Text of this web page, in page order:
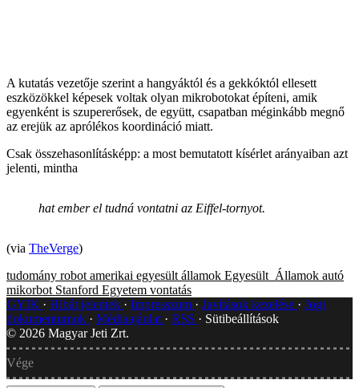
A kutatás vezetője szerint a hangyáktól és a gekkóktól ellesett
eszközökkel képesek voltak olyan mikrobotokat építeni, amik
egyenként is szupererősek, de együtt, csapatban méginkább megnő
az erejük az aprólékos koordináció miatt.
Csak összehasonlításképp: a most bemutatott kísérlet arányaiban azt
jelenti, mintha
hat ember el tudná vontatni az Eiffel-tornyot.
(via TheVerge)
tudomány robot amerikai egyesült államok Egyesült_Államok autó
mikorbot Stanford Egyetem vontatás
GYIK
Hibát jelentek Impresszum Javítások kezelése
Jogi
dokumentumok
Médiaajánlat RSS
Sütibeállítások
© 2026 Magyar Jeti Zrt.
Vége